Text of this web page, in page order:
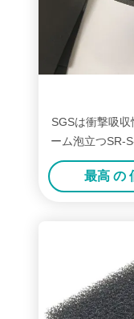
SGSは衝撃吸
ーム泡立つSR-
最高 の